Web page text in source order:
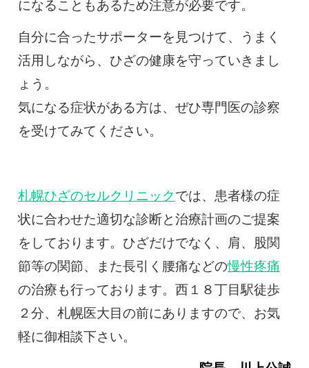
になることもあるため注意が必要です。
自分に合ったサポーターを見つけて、うまく
活用しながら、ひざの健康を守っていきまし
ょう。
気になる症状がある方は、ぜひ専門医の診察
を受けてみてください。
札幌ひざのセルクリニックでは、患者様の症
状に合わせた適切な診断と治療計画のご提案
をしております。ひざだけでなく、肩、股関
節等の関節、また長引く腰痛などの慢性疼痛
の治療も行っております。西１８丁目駅徒歩
２分、札幌医大目の前にありますので、お気
軽に御相談下さい。